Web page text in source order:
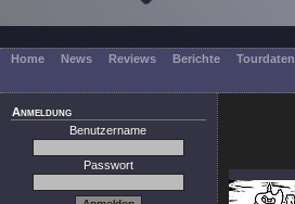
Home News Reviews Berichte Tourdaten
Anmeldung
Benutzername
Passwort